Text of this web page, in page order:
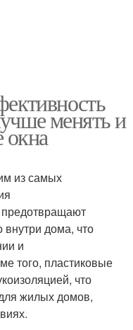
менять и
окна
из самых
дома, что
и
того, пластиковые
что
жилых домов,